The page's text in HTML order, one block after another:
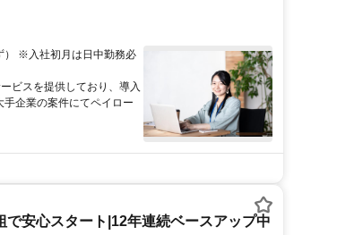
） ※入社初月は日中勤務必
ビスを提供しており、導入
企業の案件にてペイロー
安心スタート|12年連続ベースアップ中